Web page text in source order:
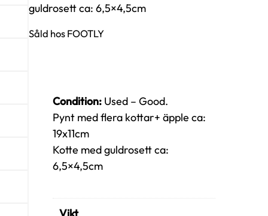
guldrosett ca: 6,5×4,5cm
Såld hos FOOTLY
Condition: Used – Good.
Pynt med flera kottar+ äpple ca:
19x11cm
Kotte med guldrosett ca:
6,5×4,5cm
Vikt